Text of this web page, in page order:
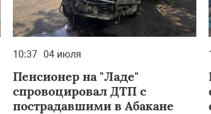
10:37 04 июля
Пенсионер на "Ладе"
спровоцировал ДТП с
пострадавшими в Абакане